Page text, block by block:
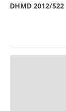
DHMD 2012/522